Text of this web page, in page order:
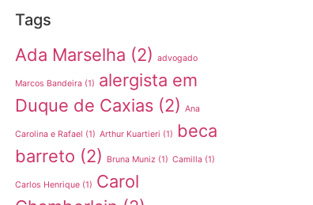
Tags
Ada Marselha (2) advogado
Marcos Bandeira (1) alergista em
Duque de Caxias (2) Ana
Carolina e Rafael (1) Arthur Kuartieri (1)
beca
barreto (2) Bruna Muniz (1) Camilla (1)
Carlos Henrique (1) Carol